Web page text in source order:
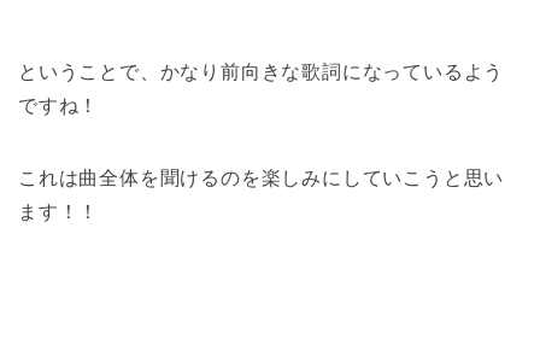
ということで、かなり前向きな歌詞になっているよう
ですね！
これは曲全体を聞けるのを楽しみにしていこうと思い
ます！！